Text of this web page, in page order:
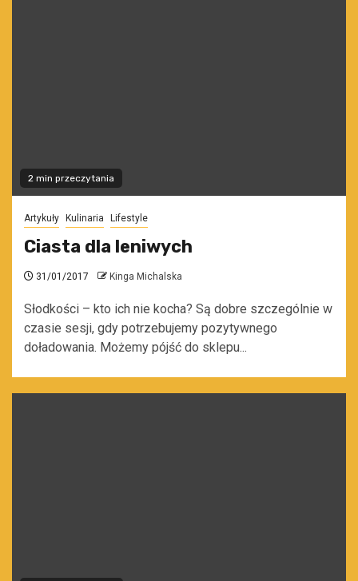
2 min przeczytania
Artykuły Kulinaria Lifestyle
Ciasta dla leniwych
31/01/2017 Kinga Michalska
Słodkości – kto ich nie kocha? Są dobre szczególnie w
czasie sesji, gdy potrzebujemy pozytywnego
doładowania. Możemy pójść do sklepu...